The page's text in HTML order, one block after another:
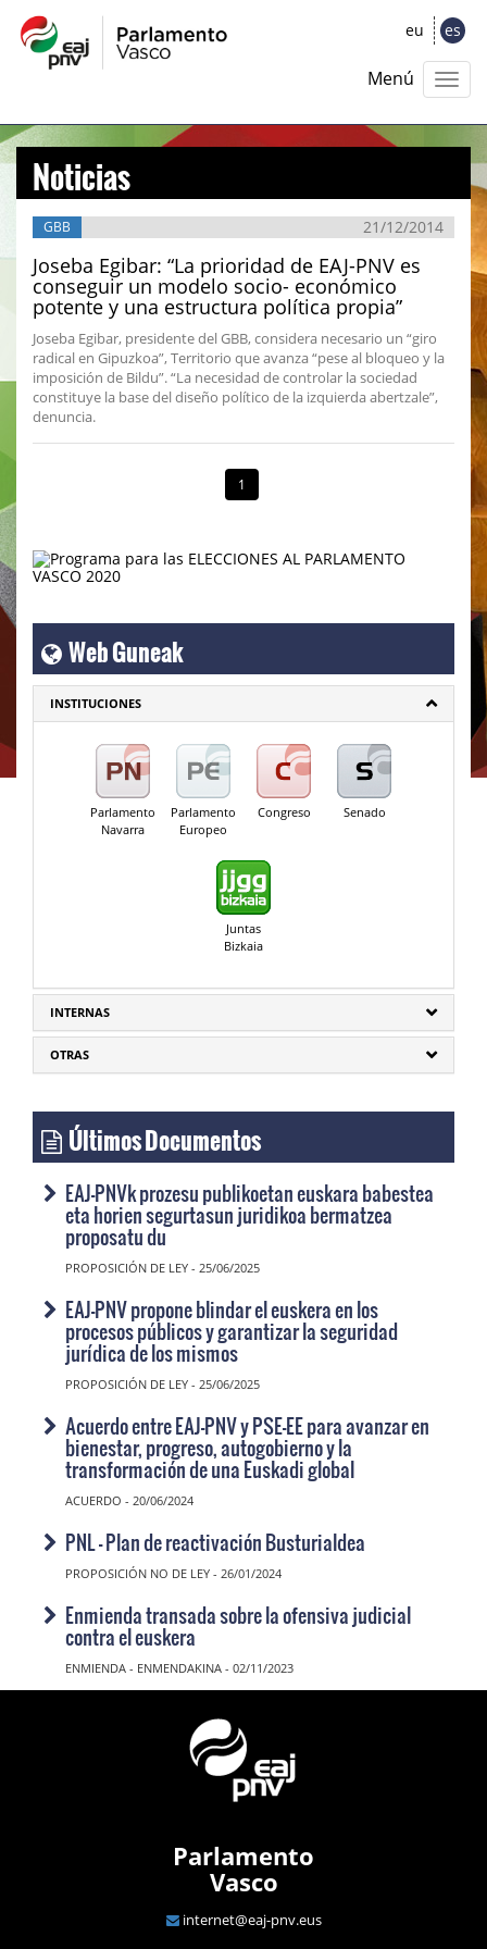
eu es
Menú
Noticias
GBB 21/12/2014
Joseba Egibar: “La prioridad de EAJ-PNV es
conseguir un modelo socio- económico
potente y una estructura política propia”
Joseba Egibar, presidente del GBB, considera necesario un “giro
radical en Gipuzkoa”, Territorio que avanza “pese al bloqueo y la
imposición de Bildu”. “La necesidad de controlar la sociedad
constituye la base del diseño político de la izquierda abertzale”,
denuncia.
1
Web Guneak
INSTITUCIONES
Parlamento
Navarra
Parlamento
Europeo
Congreso Senado
Juntas
Bizkaia
INTERNAS
OTRAS
Últimos Documentos
EAJ-PNVk prozesu publikoetan euskara babestea
eta horien segurtasun juridikoa bermatzea
proposatu du
PROPOSICIÓN DE LEY - 25/06/2025
EAJ-PNV propone blindar el euskera en los
procesos públicos y garantizar la seguridad
jurídica de los mismos
PROPOSICIÓN DE LEY - 25/06/2025
Acuerdo entre EAJ-PNV y PSE-EE para avanzar en
bienestar, progreso, autogobierno y la
transformación de una Euskadi global
ACUERDO - 20/06/2024
PNL - Plan de reactivación Busturialdea
PROPOSICIÓN NO DE LEY - 26/01/2024
Enmienda transada sobre la ofensiva judicial
contra el euskera
ENMIENDA - ENMENDAKINA - 02/11/2023
Parlamento
Vasco
internet@eaj-pnv.eus